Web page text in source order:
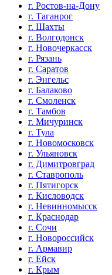
г. Ростов-на-Дону
г. Таганрог
г. Шахты
г. Волгодонск
г. Новочеркасск
г. Рязань
г. Саратов
г. Энгельс
г. Балаково
г. Смоленск
г. Тамбов
г. Мичуринск
г. Тула
г. Новомосковск
г. Ульяновск
г. Димитровград
г. Ставрополь
г. Пятигорск
г. Кисловодск
г. Невинномысск
г. Краснодар
г. Сочи
г. Новороссийск
г. Армавир
г. Ейск
г. Крым